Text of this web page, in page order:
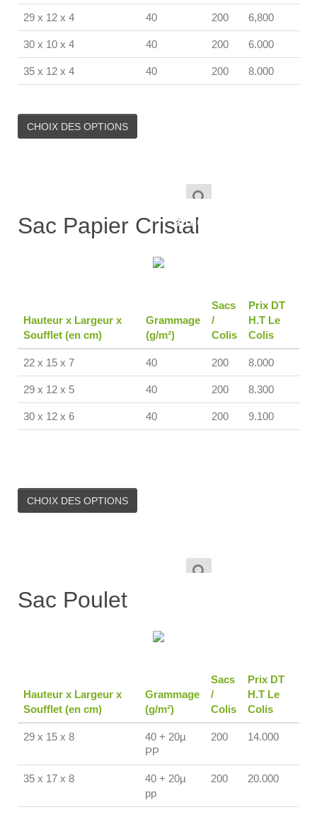
29 x 12 x 4 40 200 6,800
30 x 10 x 4 40 200 6.000
35 x 12 x 4 40 200 8.000
CHOIX DES OPTIONS
–
9,100
Sac Papier Cristal
Hauteur x Largeur x
Soufflet (en cm)
Grammage
(g/m²)
Sacs
/
Colis
Prix DT
H.T Le
Colis
22 x 15 x 7 40 200 8.000
29 x 12 x 5 40 200 8.300
30 x 12 x 6 40 200 9.100
CHOIX DES OPTIONS
Sac Poulet
Hauteur x Largeur x
Soufflet (en cm)
Grammage
(g/m²)
Sacs
/
Colis
Prix DT
H.T Le
Colis
29 x 15 x 8
40 + 20µ
PP
200 14.000
35 x 17 x 8
40 + 20µ
pp
200 20.000